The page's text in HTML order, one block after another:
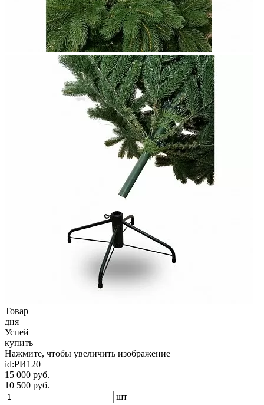
Товар
дня
Успей
купить
Нажмите, чтобы увеличить изображение
id:РИ120
15 000 руб.
10 500 руб.
шт